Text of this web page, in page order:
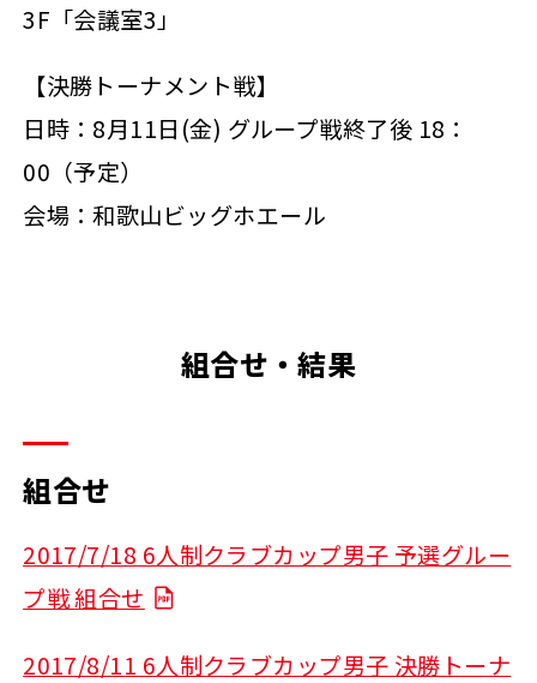
3F「会議室3」
【決勝トーナメント戦】
日時：8月11日(金) グループ戦終了後 18：
00（予定）
会場：和歌山ビッグホエール
組合せ・結果
組合せ
2017/7/18 6人制クラブカップ男子 予選グルー
プ戦 組合せ
2017/8/11 6人制クラブカップ男子 決勝トーナ